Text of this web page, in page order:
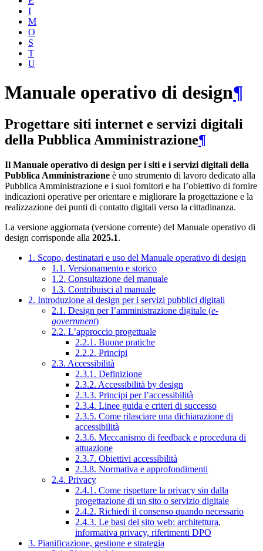
I
M
O
S
T
U
Manuale operativo di design¶
Progettare siti internet e servizi digitali
della Pubblica Amministrazione¶
Il Manuale operativo di design per i siti e i servizi digitali della
Pubblica Amministrazione è uno strumento di lavoro dedicato alla
Pubblica Amministrazione e i suoi fornitori e ha l’obiettivo di fornire
indicazioni operative per orientare e migliorare la progettazione e la
realizzazione dei punti di contatto digitali verso la cittadinanza.
La versione aggiornata (versione corrente) del Manuale operativo di
design corrisponde alla 2025.1.
1. Scopo, destinatari e uso del Manuale operativo di design
1.1. Versionamento e storico
1.2. Consultazione del manuale
1.3. Contribuisci al manuale
2. Introduzione al design per i servizi pubblici digitali
2.1. Design per l’amministrazione digitale (e-
government)
2.2. L’approccio progettuale
2.2.1. Buone pratiche
2.2.2. Principi
2.3. Accessibilità
2.3.1. Definizione
2.3.2. Accessibilità by design
2.3.3. Principi per l’accessibilità
2.3.4. Linee guida e criteri di successo
2.3.5. Come rilasciare una dichiarazione di
accessibilità
2.3.6. Meccanismo di feedback e procedura di
attuazione
2.3.7. Obiettivi accessibilità
2.3.8. Normativa e approfondimenti
2.4. Privacy
2.4.1. Come rispettare la privacy sin dalla
progettazione di un sito o servizio digitale
2.4.2. Richiedi il consenso quando necessario
2.4.3. Le basi del sito web: architettura,
informativa privacy, riferimenti DPO
3. Pianificazione, gestione e strategia